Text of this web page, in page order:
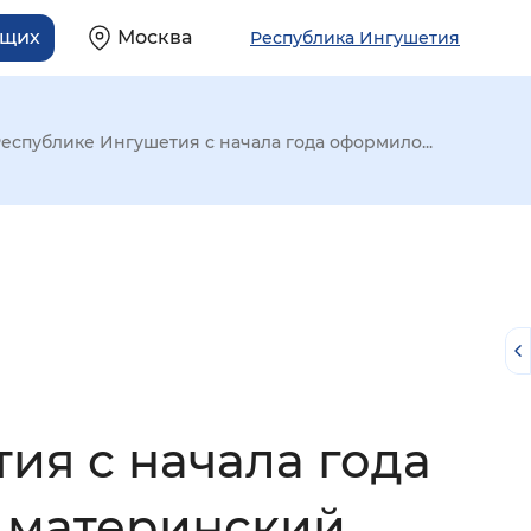
Москва Республика Ингушетия
Ингушетия с начала года оформило...
с начала года